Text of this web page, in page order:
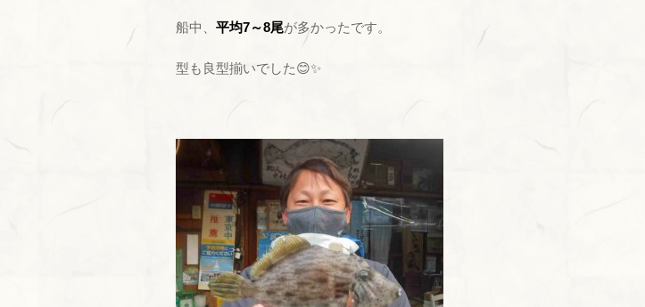
船中、 平均7～8尾が多かったです。
型も良型揃いでした😊✨